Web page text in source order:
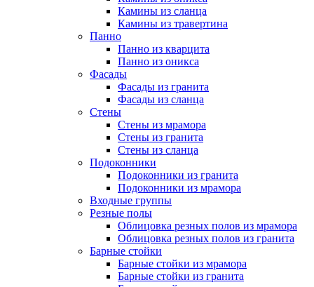
Камины из сланца
Камины из травертина
Панно
Панно из кварцита
Панно из оникса
Фасады
Фасады из гранита
Фасады из сланца
Стены
Стены из мрамора
Стены из гранита
Стены из сланца
Подоконники
Подоконники из гранита
Подоконники из мрамора
Входные группы
Резные полы
Облицовка резных полов из мрамора
Облицовка резных полов из гранита
Барные стойки
Барные стойки из мрамора
Барные стойки из гранита